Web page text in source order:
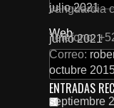
Web
julio 2021
junio 2021
octubre
septiembre
vanguardia
Teléfono:
Correo:
ENTRADAS